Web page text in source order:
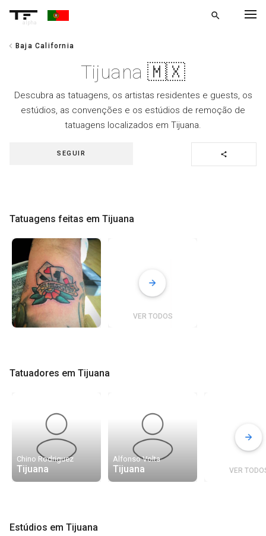
alpha
search
chevron_left Baja California
Tijuana 🇲🇽
Descubra as tatuagens, os artistas residentes e guests, os
estúdios, as convenções e os estúdios de remoção de
tatuagens localizados em Tijuana.
share
SEGUIR
Tatuagens feitas em Tijuana
VER TODOS
Tatuadores em Tijuana
Chino Rodriguez
Tijuana
Alfonso Volta
Tijuana VER
Estúdios em Tijuana